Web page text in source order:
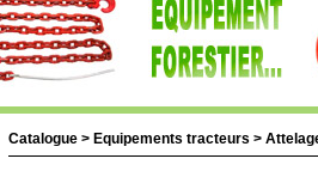
Catalogue > Equipements tracteurs >